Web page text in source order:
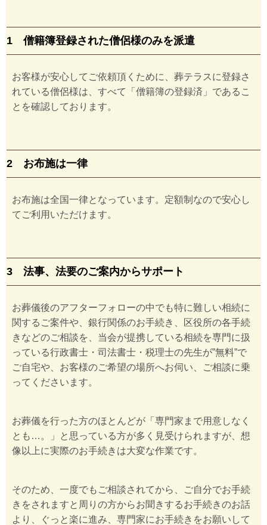
1 僧籍簿登録された僧侶様のみを派遣
お客様が安心してご依頼頂くために、葬テラスに登録さ
れている僧侶様は、すべて「僧籍簿の登録済」であるこ
とを確認しております。
2 お布施は一律
お布施は全国一律となっています。定額制なので安心し
てご利用いただけます。
3 法事、法要のご案内からサポート
お葬儀後のアフターフォローの中でも特に難しい相続に
関するご案件や、銀行関係のお手続き、区役所の各手続
きなどのご相談を、当会が提携している相続を専門に扱
っている行政書士・司法書士・税理士の先生が”無料”で
ご自宅や、お客様のご希望の場所へお伺い、ご相談に乗
ってくださいます。
お葬儀を行った方のほとんどが「専門家まで用意しなく
とも…。」と思っている方が多く見受けられますが、想
像以上に実際のお手続きは大変な作業です。
そのため、一度でもご相談されてから、ご自分でお手続
きをされますと周りの方からお聞きするお手続きのお話
より、ぐっと楽に進み、専門家にお手続きをお願いして